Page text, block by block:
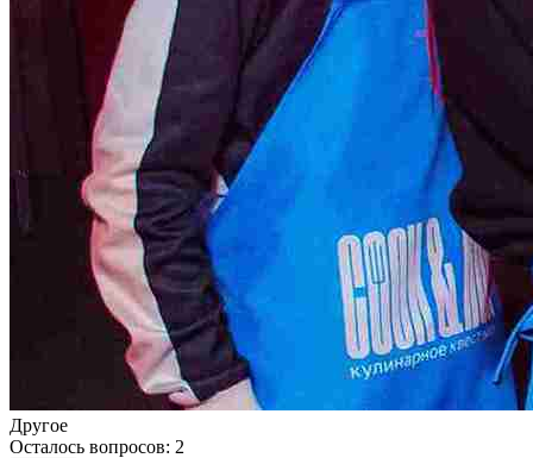
Другое
Осталось вопросов: 2